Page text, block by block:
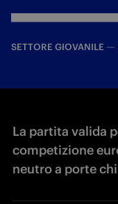
SETTORE GIOVANILE —
La partita valida
competizione
neutro a porte